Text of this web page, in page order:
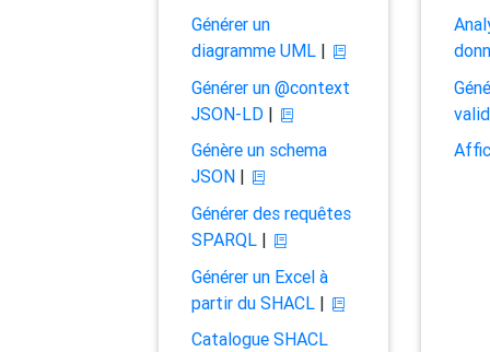
Générer un
diagramme UML|
Générer un @context
JSON-LD|
Génère un schema
JSON|
Générer des requêtes
SPARQL|
Générer un Excel à
partir du SHACL|
Catalogue SHACL